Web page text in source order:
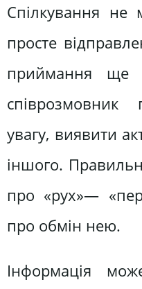
Спілкування не
просте
приймання
співрозмовник
увагу, виявити
іншого.
про «рух»—
про обмін нею.
Інформація